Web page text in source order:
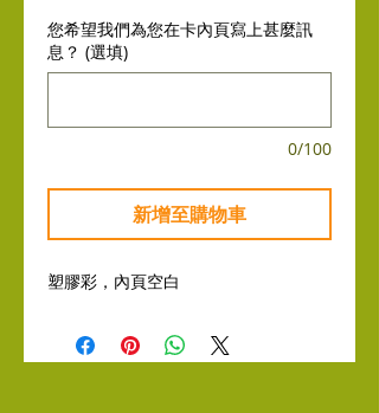
您希望我們為您在卡內頁寫上甚麼訊
息？ (選填)
0/100
新增至購物車
塑膠彩，內頁空白